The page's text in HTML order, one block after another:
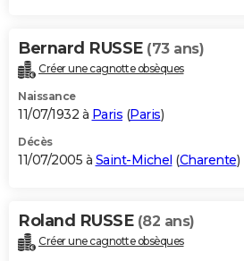
Bernard RUSSE (73 ans)
Créer une cagnotte obsèques
Naissance
11/07/1932 à Paris (Paris)
Décès
11/07/2005 à Saint-Michel (Charente)
Roland RUSSE (82 ans)
Créer une cagnotte obsèques